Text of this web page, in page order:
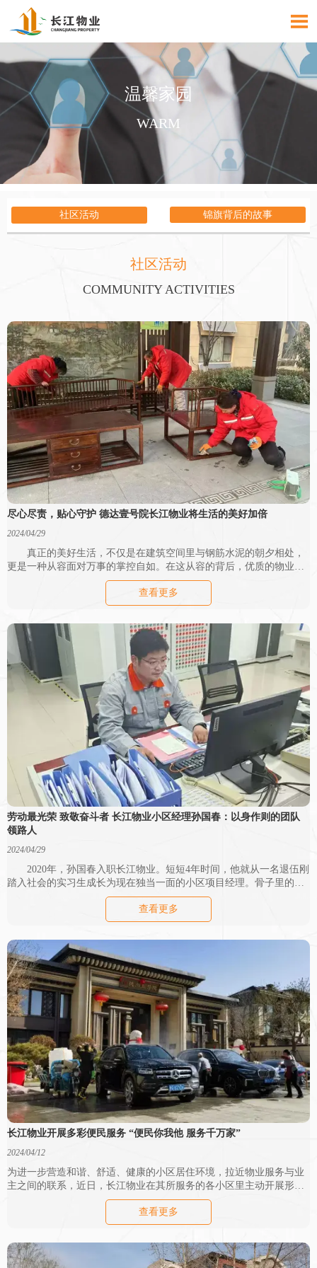

温馨家园
WARM
社区活动 锦旗背后的故事
社区活动
COMMUNITY ACTIVITIES
尽心尽责，贴心守护 德达壹号院长江物业将生活的美好加倍
2024/04/29
真正的美好生活，不仅是在建筑空间里与钢筋水泥的朝夕相处，
更是一种从容面对万事的掌控自如。在这从容的背后，优质的物业服
务则是美好生活的催化剂。
查看更多
劳动最光荣 致敬奋斗者 长江物业小区经理孙国春：以身作则的团队
领路人
2024/04/29
2020年，孙国春入职长江物业。短短4年时间，他就从一名退伍刚
踏入社会的实习生成长为现在独当一面的小区项目经理。骨子里的坚
韧造就了他不服输的性格，有困难迎难而上，遇功劳不争不抢，在平
查看更多
长江物业开展多彩便民服务 “便民你我他 服务千万家”
2024/04/12
为进一步营造和谐、舒适、健康的小区居住环境，拉近物业服务与业
主之间的联系，近日，长江物业在其所服务的各小区里主动开展形式
不同的便民服务活动，如皮鞋保养、家电维修、清洗地垫纱窗、磨菜
刀、义诊、门窗调试、免费洗车等，为小区业主提供了实实在在的便
利，受到了业主的一致好评。
查看更多